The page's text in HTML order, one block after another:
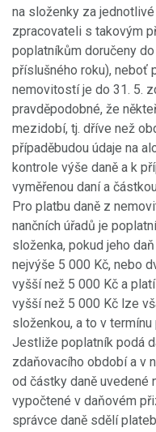
na složenky za
zpracovateli s takovým
poplatníkům doručeny
příslušného roku), neboť
nemovitostí je do 31. 5.
pravděpodobné, že
mezidobí, tj. dříve než
případěbudou údaje na
kontrole výše daně a k
vyměřenou daní a
Pro platbu daně z
nančních úřadů je
složenka, pokud jeho
nejvýše 5 000 Kč, nebo
vyšší než 5 000 Kč a
vyšší než 5 000 Kč lze
složenkou, a to v
Jestliže poplatník podá
zdaňovacího období a v
od částky daně uvedené
vypočtené v daňovém
správce daně sdělí